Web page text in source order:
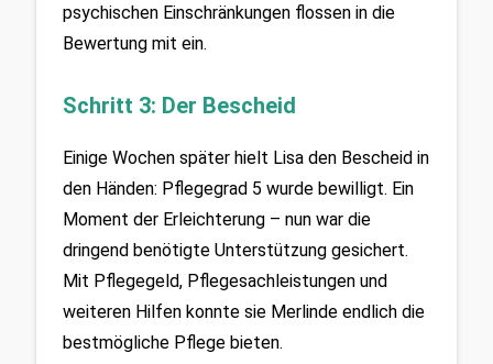
psychischen Einschränkungen flossen in die
Bewertung mit ein.
Schritt 3: Der Bescheid
Einige Wochen später hielt Lisa den Bescheid in
den Händen: Pflegegrad 5 wurde bewilligt. Ein
Moment der Erleichterung – nun war die
dringend benötigte Unterstützung gesichert.
Mit Pflegegeld, Pflegesachleistungen und
weiteren Hilfen konnte sie Merlinde endlich die
bestmögliche Pflege bieten.